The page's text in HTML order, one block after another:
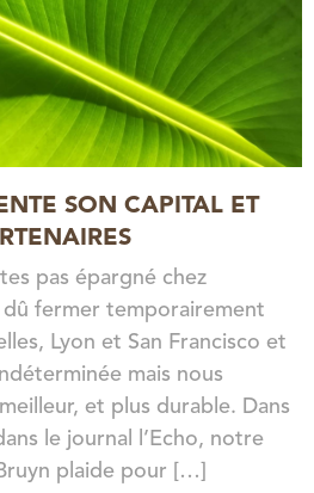
SON CAPITAL ET
pas épargné chez
fermer temporairement
Lyon et San Francisco et
mais nous
et plus durable. Dans
le journal l’Echo, notre
plaide pour […]